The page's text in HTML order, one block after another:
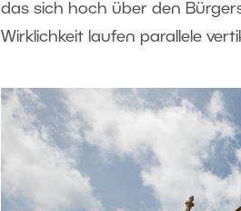
das sich hoch über den
Wirklichkeit laufen parallele